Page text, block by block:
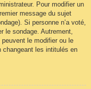
Pour modifier un
message du sujet
Si personne n’a voté,
le sondage. Autrement,
le modifier ou le
changeant les intitulés en